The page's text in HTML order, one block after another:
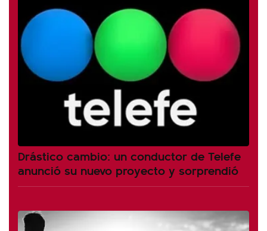
Drástico cambio: un conductor de Telefe
anunció su nuevo proyecto y sorprendió